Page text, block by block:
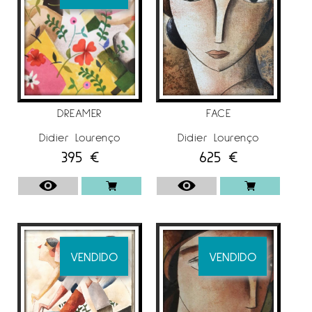
su padre. Realizó e imprimió sus propias y
también para otros artistas. Este sitio será un
estudio abierto a la mirada de muchos
artistas y un intercambio de conocimientos que
serán muy importantes para su educación en
el mundo de la pintura.
para jóvenes pintores. Este es el momento en
que su obra empieza a ser muy conocida a
través de diferentes exposiciones individuales
y colectivas en diferentes galerías del país. En
propio estudio y es el momento en el que se
dedica plenamente a la pintura, sin dejar de
lado la litografía.
En el año 2000 un prestigioso editor y
DREAMER
Didier Lourenço
395 €
VENDIDO
FACE
Didier Lourenço
625 €
VENDIDO